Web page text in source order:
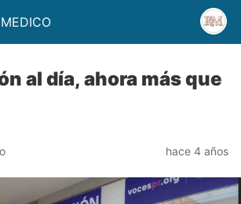
al día, ahora más que
hace 4 años